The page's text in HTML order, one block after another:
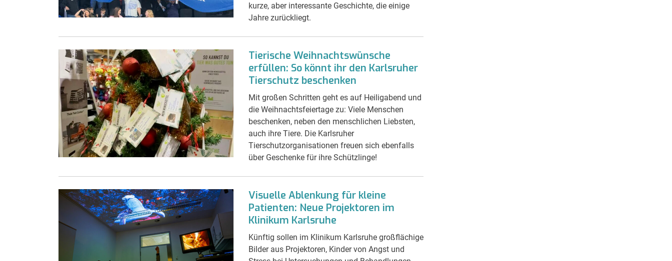
kurze, aber interessante Geschichte, die einige
Jahre zurückliegt.
Tierische Weihnachtswünsche
erfüllen: So könnt ihr den Karlsruher
Tierschutz beschenken
Mit großen Schritten geht es auf Heiligabend und
die Weihnachtsfeiertage zu: Viele Menschen
beschenken, neben den menschlichen Liebsten,
auch ihre Tiere. Die Karlsruher
Tierschutzorganisationen freuen sich ebenfalls
über Geschenke für ihre Schützlinge!
Visuelle Ablenkung für kleine
Patienten: Neue Projektoren im
Klinikum Karlsruhe
Künftig sollen im Klinikum Karlsruhe großflächige
Bilder aus Projektoren, Kinder von Angst und